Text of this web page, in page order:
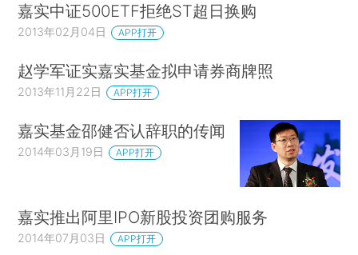
嘉实中证500ETF拒绝ST超日换购
2013年02月04日 APP打开
赵学军证实嘉实基金拟申请券商牌照
2013年11月22日 APP打开
嘉实基金邵健否认辞职的传闻
2014年03月19日 APP打开
嘉实推出阿里IPO新股投资团购服务
2014年07月03日 APP打开